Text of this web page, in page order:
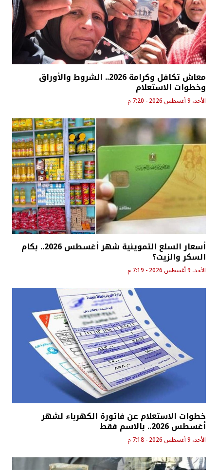
معاش تكافل وكرامة 2026.. الشروط والأوراق
وخطوات الاستعلام
الأحد، 9 أغسطس 2026 - 7:20 م
أسعار السلع التموينية شهر أغسطس 2026.. بكام
السكر والزيت؟
الأحد، 9 أغسطس 2026 - 7:19 م
خطوات الاستعلام عن فاتورة الكهرباء لشهر
أغسطس 2026.. بالاسم فقط
الأحد، 9 أغسطس 2026 - 7:18 م